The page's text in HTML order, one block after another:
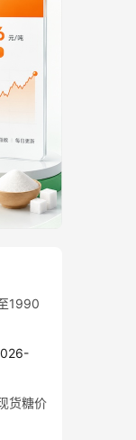
1990
货糖价